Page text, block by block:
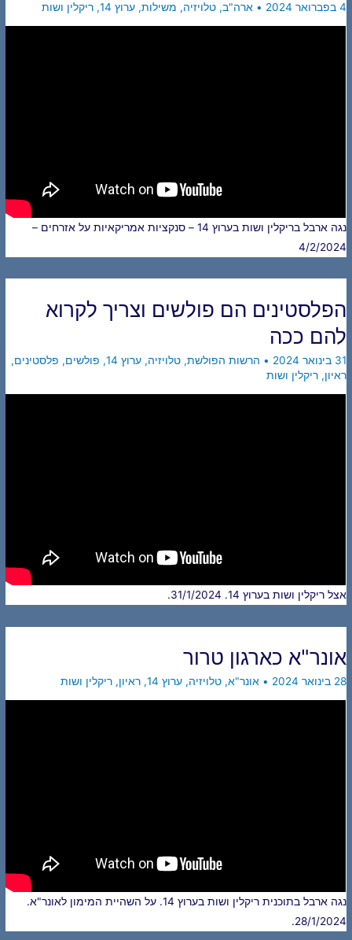
4 בפברואר 2024 • ארה"ב, טלויזיה, משילות, ערוץ 14 , ריקלין ושות
נגה ארבל בריקלין ושות בערוץ 14 – סנקציות אמריקאיות על אזרחים –
4/2/2024
הפלסטינים הם פולשים וצריך לקרוא
להם ככה
31 בינואר 2024 • הרשות הפולשת, טלויזיה, ערוץ 14 , פולשים, פלסטינים,
ראיון, ריקלין ושות
אצל ריקלין ושות בערוץ 14. 31/1/2024.
אונר"א כארגון טרור
28 בינואר 2024 • אונר"א, טלויזיה, ערוץ 14 , ראיון, ריקלין ושות
נגה ארבל בתוכנית ריקלין ושות בערוץ 14. על השהיית המימון לאונר"א.
28/1/2024.